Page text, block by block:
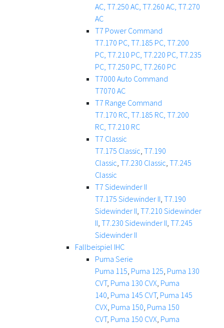
AC, T7.250 AC, T7.260 AC, T7.270
AC
T7 Power Command
T7.170 PC, T7.185 PC, T7.200
PC, T7.210 PC, T7.220 PC, T7.235
PC, T7.250 PC, T7.260 PC
T7000 Auto Command
T7070 AC
T7 Range Command
T7.170 RC, T7.185 RC, T7.200
RC, T7.210 RC
T7 Classic
T7.175 Classic, T7.190
Classic, T7.230 Classic, T7.245
Classic
T7 Sidewinder II
T7.175 Sidewinder II, T7.190
Sidewinder II, T7.210 Sidewinder
II, T7.230 Sidewinder II, T7.245
Sidewinder II
Fallbeispiel IHC
Puma Serie
Puma 115, Puma 125, Puma 130
CVT, Puma 130 CVX, Puma
140, Puma 145 CVT, Puma 145
CVX, Puma 150, Puma 150
CVT, Puma 150 CVX, Puma